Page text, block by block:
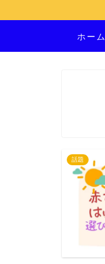
ホーム
話題